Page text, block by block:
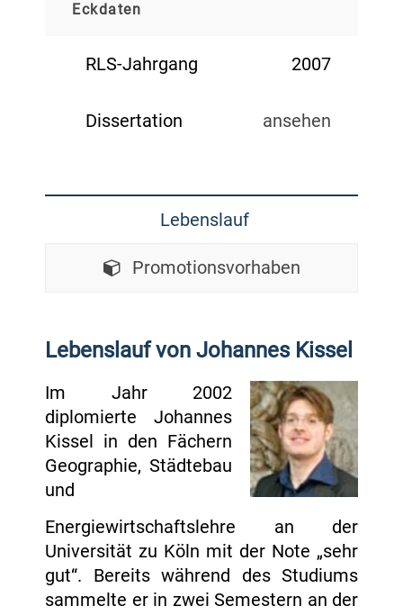
Eckdaten
RLS-Jahrgang 2007
Dissertation ansehen
Lebenslauf
Promotionsvorhaben
Lebenslauf von Johannes Kissel
Im Jahr 2002
diplomierte Johannes
Kissel in den Fächern
Geographie, Städtebau
und
Energiewirtschaftslehre an der
Universität zu Köln mit der Note „sehr
gut“. Bereits während des Studiums
sammelte er in zwei Semestern an der